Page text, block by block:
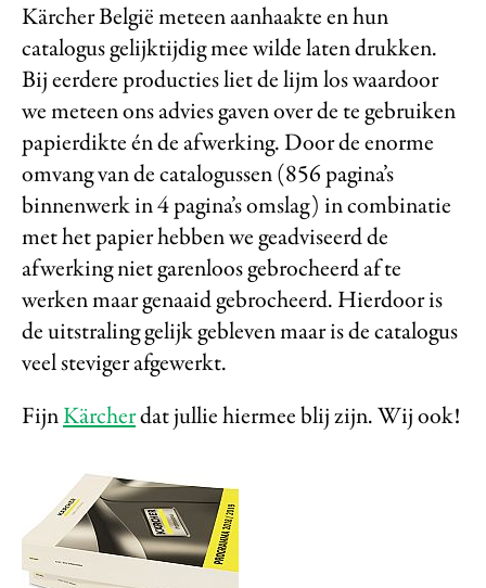
Kärcher België meteen aanhaakte en hun
catalogus gelijktijdig mee wilde laten drukken.
Bij eerdere producties liet de lijm los waardoor
we meteen ons advies gaven over de te gebruiken
papierdikte én de afwerking. Door de enorme
omvang van de catalogussen (856 pagina’s
binnenwerk in 4 pagina’s omslag) in combinatie
met het papier hebben we geadviseerd de
afwerking niet garenloos gebrocheerd af te
werken maar genaaid gebrocheerd. Hierdoor is
de uitstraling gelijk gebleven maar is de catalogus
veel steviger afgewerkt.
FijnKärcherdat jullie hiermee blij zijn. Wij ook!